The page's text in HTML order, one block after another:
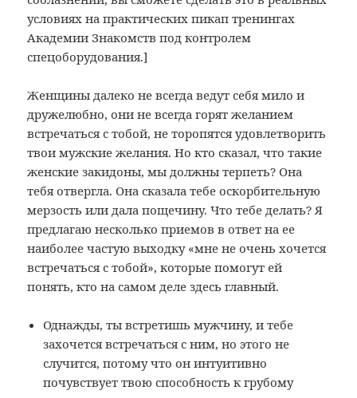
условиях на практических пикап тренингах
Академии Знакомств под контролем
спецоборудования.]
Женщины далеко не всегда ведут себя мило и
дружелюбно, они не всегда горят желанием
встречаться с тобой, не торопятся удовлетворить
твои мужские желания. Но кто сказал, что такие
женские закидоны, мы должны терпеть? Она
тебя отвергла. Она сказала тебе оскорбительную
мерзость или дала пощечину. Что тебе делать? Я
предлагаю несколько приемов в ответ на ее
наиболее частую выходку «мне не очень хочется
встречаться с тобой», которые помогут ей
понять, кто на самом деле здесь главный.
Однажды, ты встретишь мужчину, и тебе
захочется встречаться с ним, но этого не
случится, потому что он интуитивно
почувствует твою способность к грубому